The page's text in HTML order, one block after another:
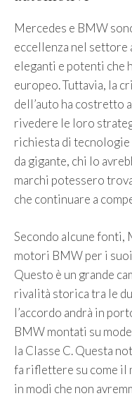
Mercedes e BMW
eccellenza nel
eleganti e potenti che
europeo. Tuttavia, la
dell’auto ha costretto
rivedere le loro
richiesta di tecnologie
da gigante, chi lo
marchi potessero
che continuare a
Secondo alcune fonti,
motori BMW per i
Questo è un grande
rivalità storica tra le
l’accordo andrà in
BMW montati su
la Classe C. Questa
fa riflettere su come il
in modi che non